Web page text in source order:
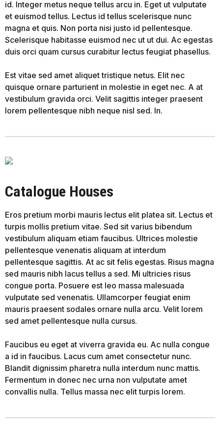
id. Integer metus neque tellus arcu in. Eget ut vulputate
et euismod tellus. Lectus id tellus scelerisque nunc
magna et quis. Non porta nisi justo id pellentesque.
Scelerisque habitasse euismod nec ut ut dui. Ac egestas
duis orci quam cursus curabitur lectus feugiat phasellus.
Est vitae sed amet aliquet tristique netus. Elit nec
quisque ornare parturient in molestie in eget nec. A at
vestibulum gravida orci. Velit sagittis integer praesent
lorem pellentesque nibh neque nisl sed. In.
Catalogue Houses
Eros pretium morbi mauris lectus elit platea sit. Lectus et
turpis mollis pretium vitae. Sed sit varius bibendum
vestibulum aliquam etiam faucibus. Ultrices molestie
pellentesque venenatis aliquam at interdum
pellentesque sagittis. At ac sit felis egestas. Risus magna
sed mauris nibh lacus tellus a sed. Mi ultricies risus
congue porta. Posuere est leo massa malesuada
vulputate sed venenatis. Ullamcorper feugiat enim
mauris praesent sodales ornare nulla arcu. Velit lorem
sed amet pellentesque nulla cursus.
Faucibus eu eget at viverra gravida eu. Ac nulla congue
a id in faucibus. Lacus cum amet consectetur nunc.
Blandit dignissim pharetra nulla interdum nunc mattis.
Fermentum in donec nec urna non vulputate amet
convallis nulla. Tellus massa nec elit turpis lorem.